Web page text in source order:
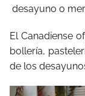
desayuno o
El Canadiense
bollería,
de los